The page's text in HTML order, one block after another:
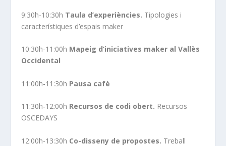
9:30h-10:30h Taula d’experiències. Tipologies i
característiques d’espais maker
10:30h-11:00h Mapeig d’iniciatives maker al Vallès
Occidental
11:00h-11:30h Pausa cafè
11:30h-12:00h Recursos de codi obert. Recursos
OSCEDAYS
12:00h-13:30h Co-disseny de propostes. Treball